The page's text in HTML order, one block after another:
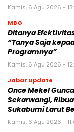
Kamis, 6 Agu 2026 -
MBG
‎Ditanya
“Tanya Saja
Programnya”‎
Kamis, 6 Agu 2026 -
Jabar Update
Once Mekel
Sekarwangi,
Sukabumi Larut
Kamis, 6 Agu 2026 -